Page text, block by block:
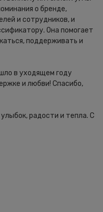
о бренде,
и сотрудников, и
Она помогает
поддерживать и
в уходящем году
и любви! Спасибо,
радости и тепла. С